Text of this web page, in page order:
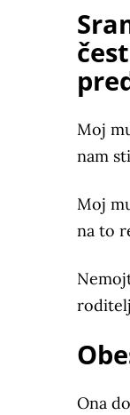
Moj
nam
Moj
na to
Ona